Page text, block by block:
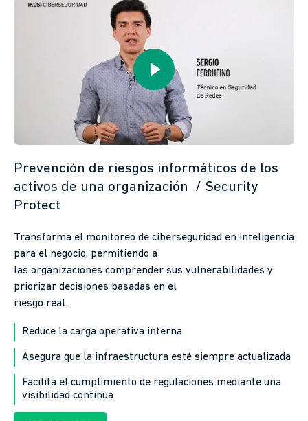
Prevención de riesgos informáticos de los
activos de una organización / Security
Protect
Transforma el monitoreo de ciberseguridad en inteligencia
para el negocio, permitiendo a
las organizaciones comprender sus vulnerabilidades y
priorizar decisiones basadas en el
riesgo real.
Reduce la carga operativa interna
Asegura que la infraestructura esté siempre actualizada
Facilita el cumplimiento de regulaciones mediante una
visibilidad continua